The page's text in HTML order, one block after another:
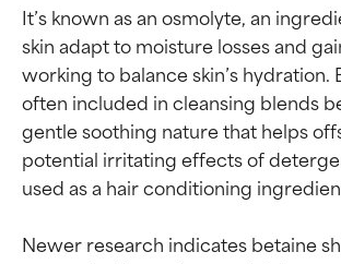
It’s known as an osmolyte, an
skin adapt to moisture losses and
working to balance skin’s hydration.
often included in cleansing blends
gentle soothing nature that helps
potential irritating effects of
used as a hair conditioning
Newer research indicates betaine